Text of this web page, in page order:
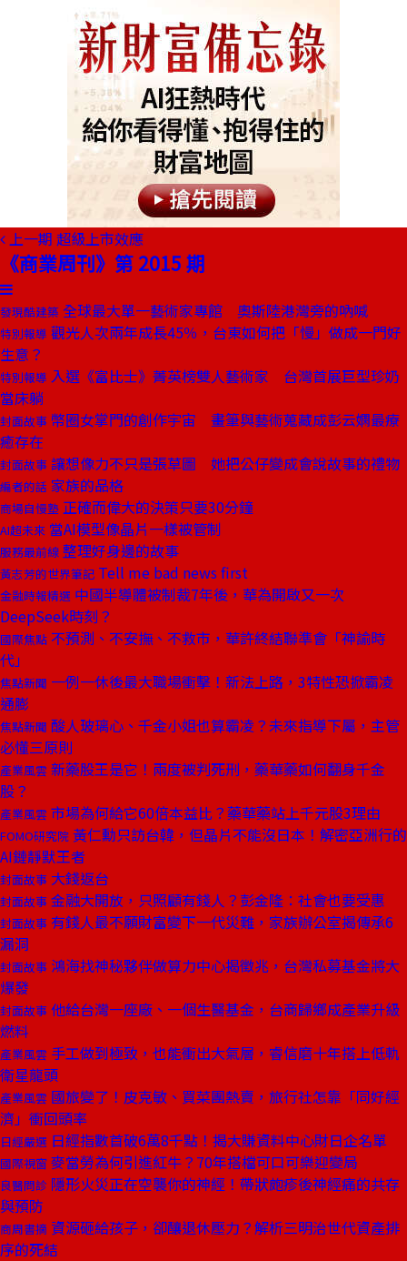
上一期 超級上市效應
《商業周刊》第 2015 期
發現酷建築 全球最大單一藝術家專館 奧斯陸港灣旁的吶喊
特別報導 觀光人次兩年成長45％，台東如何把「慢」做成一門好
生意？
特別報導 入選《富比士》菁英榜雙人藝術家 台灣首展巨型珍奶
當床躺
封面故事 幣圈女掌門的創作宇宙 畫筆與藝術蒐藏成彭云嫻最療
癒存在
封面故事 讓想像力不只是張草圖 她把公仔變成會說故事的禮物
編者的話 家族的品格
商場自慢塾 正確而偉大的決策只要30分鐘
AI超未來 當AI模型像晶片一樣被管制
服務最前線 整理好身邊的故事
黃志芳的世界筆記 Tell me bad news first
金融時報精選 中國半導體被制裁7年後，華為開啟又一次
DeepSeek時刻？
國際焦點 不預測、不安撫、不救市，華許終結聯準會「神諭時
代」
焦點新聞 一例一休後最大職場衝擊！新法上路，3特性恐掀霸凌
通膨
焦點新聞 酸人玻璃心、千金小姐也算霸凌？未來指導下屬，主管
必懂三原則
產業風雲 新藥股王是它！兩度被判死刑，藥華藥如何翻身千金
股？
產業風雲 市場為何給它60倍本益比？藥華藥站上千元股3理由
FOMO研究院 黃仁勳只訪台韓，但晶片不能沒日本！解密亞洲行的
AI鏈靜默王者
封面故事 大錢返台
封面故事 金融大開放，只照顧有錢人？彭金隆：社會也要受惠
封面故事 有錢人最不願財富變下一代災難，家族辦公室揭傳承6
漏洞
封面故事 鴻海找神秘夥伴做算力中心揭徵兆，台灣私募基金將大
爆發
封面故事 他給台灣一座廠、一個生醫基金，台商歸鄉成產業升級
燃料
產業風雲 手工做到極致，也能衝出大氣層，睿信磨十年搭上低軌
衛星龍頭
產業風雲 國旅變了！皮克敏、買菜團熱賣，旅行社怎靠「同好經
濟」衝回頭率
日經嚴選 日經指數首破6萬8千點！揭大賺資料中心財日企名單
國際視窗 麥當勞為何引進紅牛？70年搭檔可口可樂迎變局
良醫問診 隱形火災正在空襲你的神經！帶狀皰疹後神經痛的共存
與預防
商周書摘 資源砸給孩子，卻釀退休壓力？解析三明治世代資產排
序的死結